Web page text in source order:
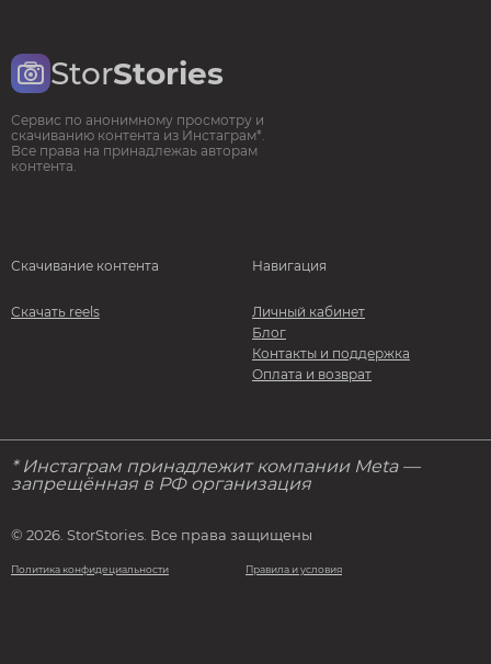
StorStories
Сервис по анонимному просмотру и
скачиванию контента из Инстаграм*.
Все права на принадлежаь авторам
контента.
Скачивание контента
Скачать reels
Навигация
Личный кабинет
Блог
Контакты и поддержка
Оплата и возврат
* Инстаграм принадлежит компании Meta —
запрещённая в РФ организация
© 2026. StorStories. Все права защищены
Политика конфидециальности Правила и условия